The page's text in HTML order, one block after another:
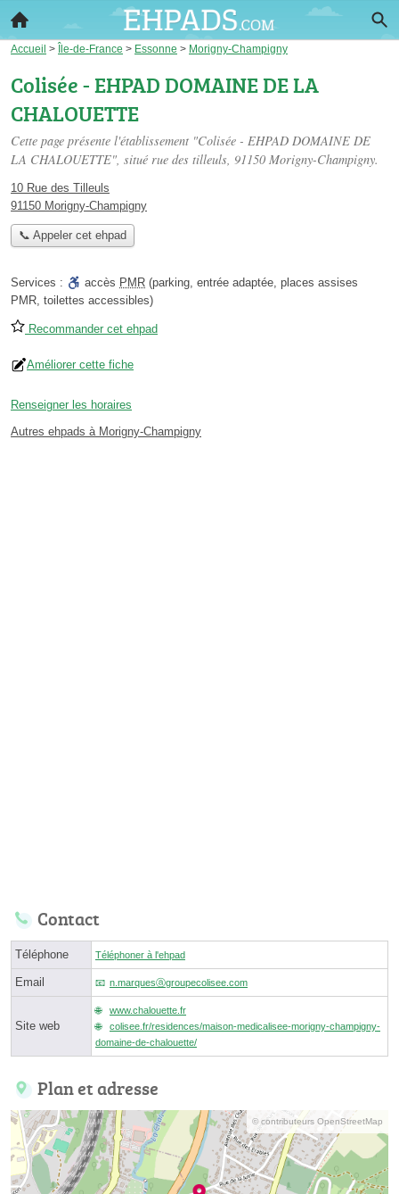
Accueil > Île-de-France > Essonne > Morigny-Champigny
Colisée - EHPAD DOMAINE DE LA
CHALOUETTE
Cette page présente l'établissement "Colisée - EHPAD DOMAINE DE
LA CHALOUETTE", situé rue des tilleuls, 91150 Morigny-Champigny.
10 Rue des Tilleuls
91150 Morigny-Champigny
📞 Appeler cet ehpad
Services : accès PMR (parking, entrée adaptée, places assises
PMR, toilettes accessibles)
Recommander cet ehpad
Améliorer cette fiche
Renseigner les horaires
Autres ehpads à Morigny-Champigny
Contact
Téléphone Téléphoner à l'ehpad
Email n.marquesⓐgroupecolisee.com
Site web
www.chalouette.fr
colisee.fr/residences/maison-medicalisee-morigny-champigny-
domaine-de-chalouette/
Plan et adresse
© contributeurs OpenStreetMap